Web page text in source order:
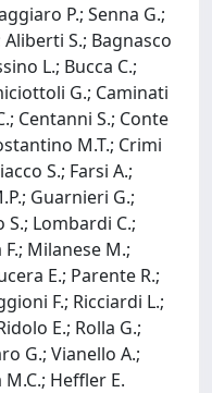
P.; Senna G.;
Aliberti S.; Bagnasco
L.; Bucca C.;
G.; Caminati
Centanni S.; Conte
M.T.; Crimi
S.; Farsi A.;
Guarnieri G.;
S.; Lombardi C.;
Milanese M.;
E.; Parente R.;
F.; Ricciardi L.;
E.; Rolla G.;
G.; Vianello A.;
Heffler E.